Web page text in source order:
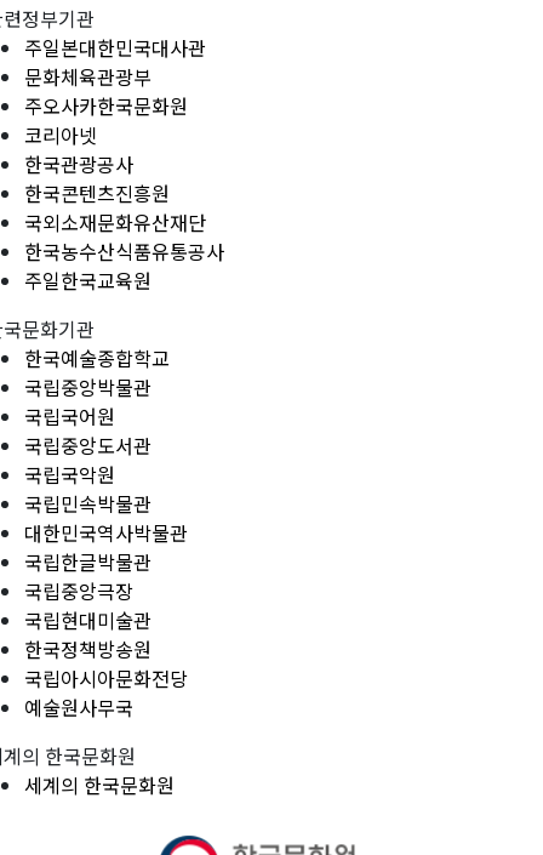
정부기관
주일본대한민국대사관
문화체육관광부
주오사카한국문화원
코리아넷
한국관광공사
한국콘텐츠진흥원
국외소재문화유산재단
한국농수산식품유통공사
주일한국교육원
문화기관
한국예술종합학교
국립중앙박물관
국립국어원
국립중앙도서관
국립국악원
국립민속박물관
대한민국역사박물관
국립한글박물관
국립중앙극장
국립현대미술관
한국정책방송원
국립아시아문화전당
예술원사무국
의 한국문화원
세계의 한국문화원